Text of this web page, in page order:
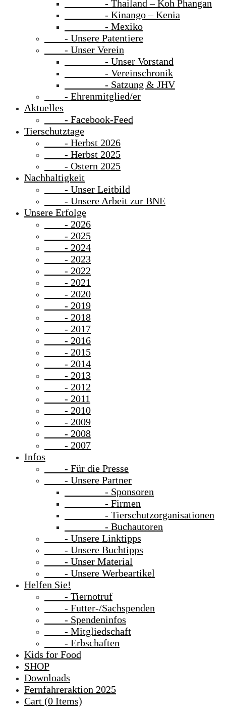
- Thailand – Koh Phangan
- Kinango – Kenia
- Mexiko
- Unsere Patentiere
- Unser Verein
- Unser Vorstand
- Vereinschronik
- Satzung & JHV
- Ehrenmitglied/er
Aktuelles
- Facebook-Feed
Tierschutztage
- Herbst 2026
- Herbst 2025
- Ostern 2025
Nachhaltigkeit
- Unser Leitbild
- Unsere Arbeit zur BNE
Unsere Erfolge
- 2026
- 2025
- 2024
- 2023
- 2022
- 2021
- 2020
- 2019
- 2018
- 2017
- 2016
- 2015
- 2014
- 2013
- 2012
- 2011
- 2010
- 2009
- 2008
- 2007
Infos
- Für die Presse
- Unsere Partner
- Sponsoren
- Firmen
- Tierschutzorganisationen
- Buchautoren
- Unsere Linktipps
- Unsere Buchtipps
- Unser Material
- Unsere Werbeartikel
Helfen Sie!
- Tiernotruf
- Futter-/Sachspenden
- Spendeninfos
- Mitgliedschaft
- Erbschaften
Kids for Food
SHOP
Downloads
Fernfahreraktion 2025
Cart (0 Items)